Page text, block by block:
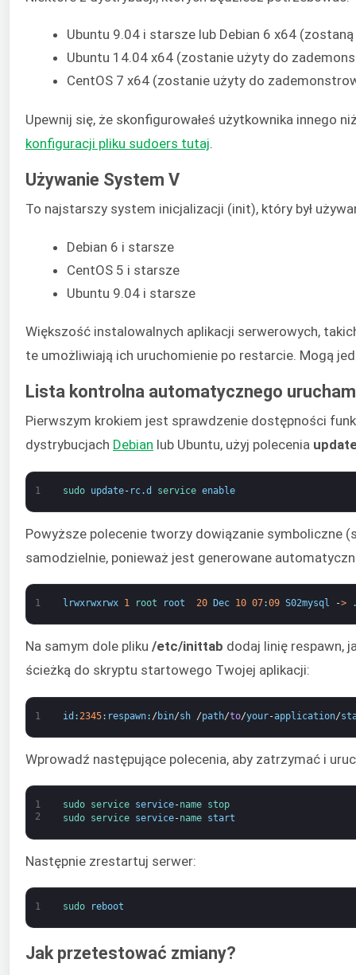
Ubuntu 9.04 i starsze lub Debian 6 x64
Ubuntu 14.04 x64 (zostanie użyty do
CentOS 7 x64 (zostanie użyty do
Upewnij się, że skonfigurowałeś użytkownika innego
konfiguracji pliku sudoers tutaj
Używanie System V
To najstarszy system inicjalizacji (init), który był
Debian 6 i starsze
CentOS 5 i starsze
Ubuntu 9.04 i starsze
Większość instalowalnych aplikacji serwerowych,
te umożliwiają ich uruchomienie po restarcie. Mogą
Lista kontrolna automatycznego
Pierwszym krokiem jest sprawdzenie dostępności
dystrybucjach Debian lub Ubuntu, użyj polecenia
1 sudo update- rc.d service enable
Powyższe polecenie tworzy dowiązanie symboliczne
samodzielnie, ponieważ jest generowane
1 lrwxrwxrwx 1 root root 20 Dec 10 07:09 S02mysql ->
Na samym dole pliku /etc/inittab dodaj linię respawn,
ścieżką do skryptu startowego Twojej aplikacji:
1 id : 2345: respawn: / bin/sh /path/to/your-application/
Wprowadź następujące polecenia, aby zatrzymać i
1
2
sudo service service-name stop
sudo service service-name start
Następnie zrestartuj serwer:
1 sudo reboot
Jak przetestować zmiany?